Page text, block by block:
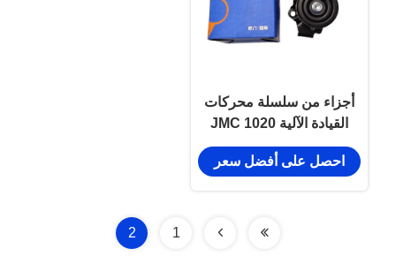
أجزاء من سلسلة محركات
القيادة الآلية JMC 1020
4D30 EP1-19636-AC
احصل على أفضل سعر
1
2